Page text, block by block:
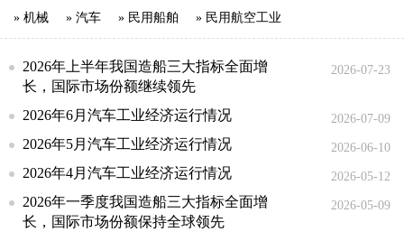
» 机械 » 汽车 » 民用船舶 » 民用航空工业
2026年上半年我国造船三大指标全面增
长，国际市场份额继续领先
2026-07-23
2026年6月汽车工业经济运行情况 2026-07-09
2026年5月汽车工业经济运行情况 2026-06-10
2026年4月汽车工业经济运行情况 2026-05-12
2026年一季度我国造船三大指标全面增
长，国际市场份额保持全球领先
2026-05-09